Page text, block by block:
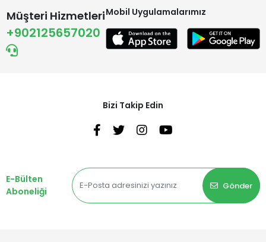
Müşteri Hizmetleri
+902125657020
Mobil Uygulamalarımız
Bizi Takip Edin
E-Bülten
Aboneliği
Gönder